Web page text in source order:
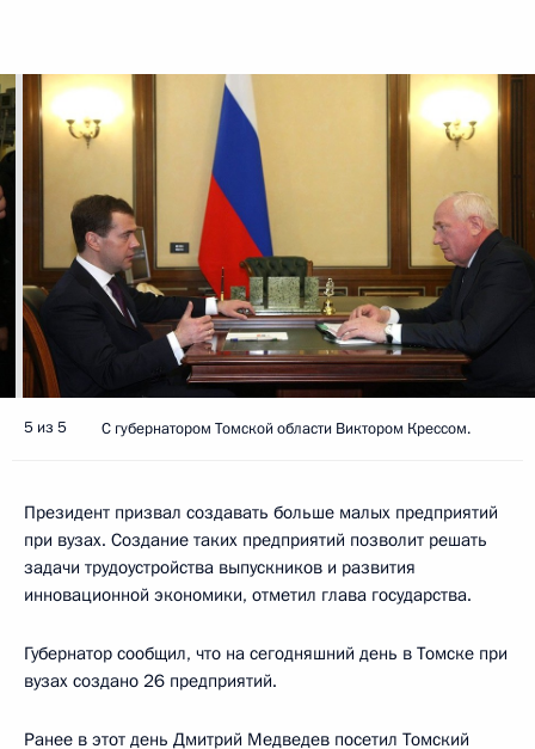
5 из 5 С губернатором Томской области Виктором Крессом.
Президент призвал создавать больше малых предприятий
при вузах. Создание таких предприятий позволит решать
задачи трудоустройства выпускников и развития
инновационной экономики, отметил глава государства.
Губернатор сообщил, что на сегодняшний день в Томске при
вузах создано 26 предприятий.
Ранее в этот день Дмитрий Медведев посетил Томский